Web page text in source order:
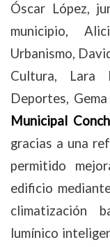
Óscar López,
municipio,
Urbanismo,
Cultura, Lara
Deportes,
Municipal
gracias a una
permitido
edificio
climatización
lumínico